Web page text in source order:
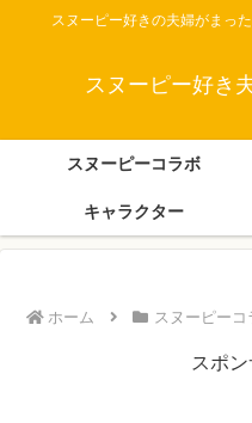
スヌーピー好きの夫婦がまっ
スヌーピー好き
スヌーピーコラボ
キャラクター
ホーム スヌーピーコ
スポ